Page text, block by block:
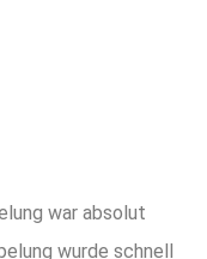
war absolut
wurde schnell